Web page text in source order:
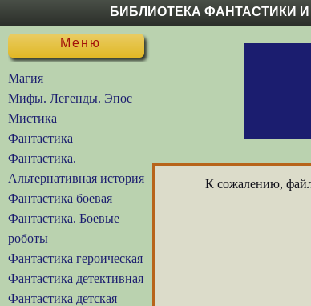
БИБЛИОТЕКА ФАНТАСТИКИ
Меню
Магия
Мифы. Легенды. Эпос
Мистика
Фантастика
Фантастика.
Альтернативная история
Фантастика боевая
Фантастика. Боевые
роботы
Фантастика героическая
Фантастика детективная
Фантастика детская
К сожалению, файл